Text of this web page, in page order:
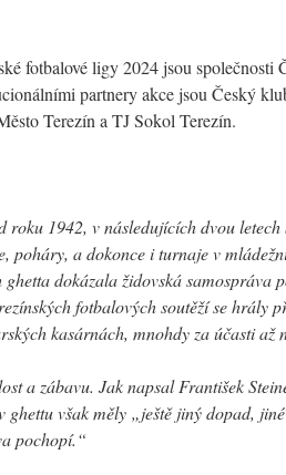
fotbalové ligy 2024 jsou
partnery akce jsou Český
Terezín a TJ Sokol Terezín.
roku 1942, v následujících dvou
poháry, a dokonce i turnaje v
dokázala židovská samospráva
fotbalových soutěží se hrály
kasárnách, mnohdy za účasti až
a zábavu. Jak napsal František
ghettu však měly „ještě jiný dopad,
pochopí.“